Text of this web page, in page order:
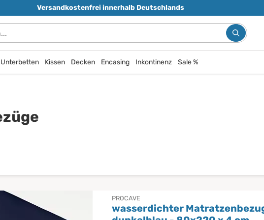
Versandkostenfrei innerhalb Deutschlands
Unterbetten Kissen Decken Encasing Inkontinenz Sale %
PROCAVE
wasserdichter